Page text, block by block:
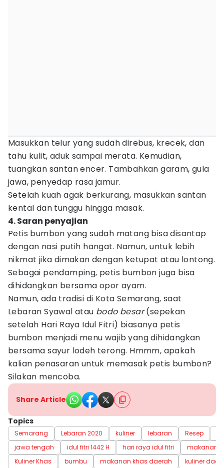
Masukkan telur yang sudah direbus, krecek, dan
tahu kulit, aduk sampai merata. Kemudian,
tuangkan santan encer. Tambahkan garam, gula
jawa, penyedap rasa jamur.
Setelah kuah agak berkurang, masukkan santan
kental dan tunggu hingga masak.
4. Saran penyajian
Petis bumbon yang sudah matang bisa disantap
dengan nasi putih hangat. Namun, untuk lebih
nikmat jika dimakan dengan ketupat atau lontong.
Sebagai pendamping, petis bumbon juga bisa
dihidangkan bersama opor ayam.
Namun, ada tradisi di Kota Semarang, saat
Lebaran Syawal atau bodo besar(sepekan
setelah Hari Raya Idul Fitri) biasanya petis
bumbon menjadi menu wajib yang dihidangkan
bersama sayur lodeh terong. Hmmm, apakah
kalian penasaran untuk memasak petis bumbon?
Silakan mencoba.
Share Article
Topics
Semarang Lebaran 2020 kuliner lebaran Resep
jawa tengah
idul fitri 1442 H hari raya idul fitri
makanan
Kuliner Khas
bumbu makanan khas daerah
kuliner